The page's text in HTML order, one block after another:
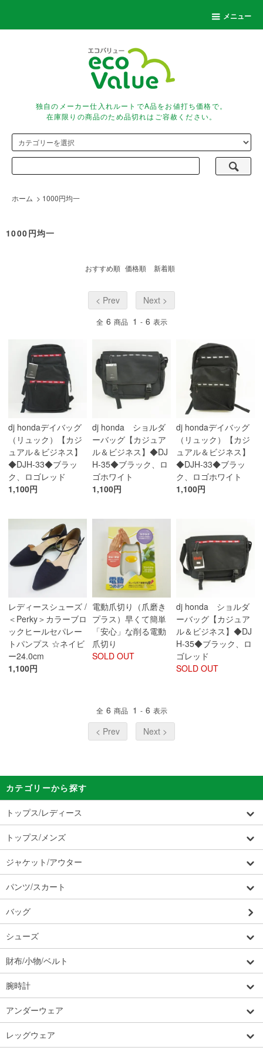
メニュー
独自のメーカー仕入れルートでA品をお値打ち価格で。
在庫限りの商品のため品切れはご容赦ください。
ホーム > 1000円均一
1000円均一
おすすめ順 価格順 新着順
< Prev Next >
全 6 商品 1 - 6 表示
dj hondaデイバッグ
（リュック）【カジ
ュアル＆ビジネス】
◆DJH-33◆ブラッ
ク、ロゴレッド
1,100円
dj honda ショルダ
ーバッグ【カジュア
ル＆ビジネス】◆DJ
H-35◆ブラック、ロ
ゴホワイト
1,100円
dj hondaデイバッグ
（リュック）【カジ
ュアル＆ビジネス】
◆DJH-33◆ブラッ
ク、ロゴホワイト
1,100円
レディースシューズ /
＜Perky＞カラーブロ
ックヒールセパレー
トパンプス ☆ネイビ
ー24.0cm
1,100円
電動爪切り（爪磨き
プラス）早くて簡単
「安心」な削る電動
爪切り
SOLD OUT
dj honda ショルダ
ーバッグ【カジュア
ル＆ビジネス】◆DJ
H-35◆ブラック、ロ
ゴレッド
SOLD OUT
全 6 商品 1 - 6 表示
< Prev Next >
カテゴリーから探す
トップス/レディース
トップス/メンズ
ジャケット/アウター
パンツ/スカート
バッグ
シューズ
財布/小物/ベルト
腕時計
アンダーウェア
レッグウェア